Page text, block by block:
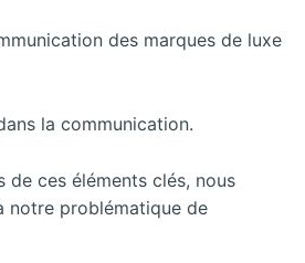
des marques de luxe
la communication.
de ces éléments clés, nous
notre problématique de